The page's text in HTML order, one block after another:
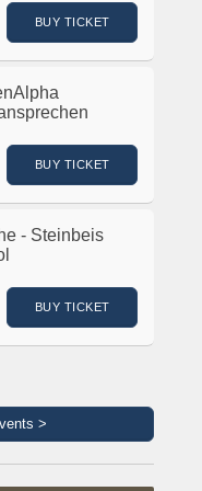
BUY TICKET
BUY TICKET
- Steinbeis
BUY TICKET
>